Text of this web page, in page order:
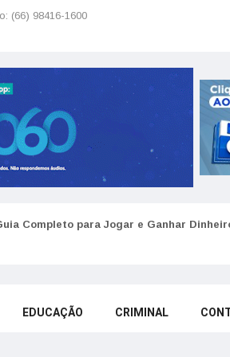
(66) 98416-1600
em Portugal: Como identificar
EDUCAÇÃO CRIMINAL